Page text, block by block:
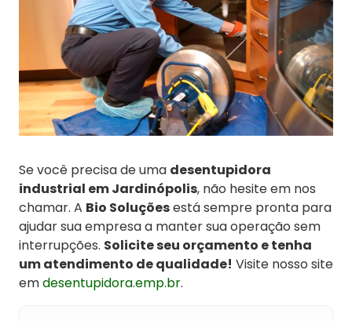
Se você precisa de uma desentupidora
industrial em Jardinópolis, não hesite em nos
chamar. A Bio Soluçõesestá sempre pronta para
ajudar sua empresa a manter sua operação sem
interrupções. Solicite seu orçamento e tenha
um atendimento de qualidade! Visite nosso site
emdesentupidora.emp.br.